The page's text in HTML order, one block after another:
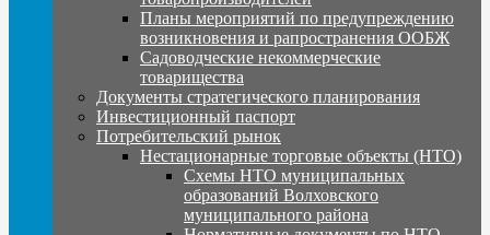
Планы мероприятий по предупреждению
возникновения и рапространения ООБЖ
Садоводческие некоммерческие
товарищества
Документы стратегического планирования
Инвестиционный паспорт
Потребительский рынок
Нестационарные торговые объекты (НТО)
Схемы НТО муниципальных
образований Волховского
муниципального района